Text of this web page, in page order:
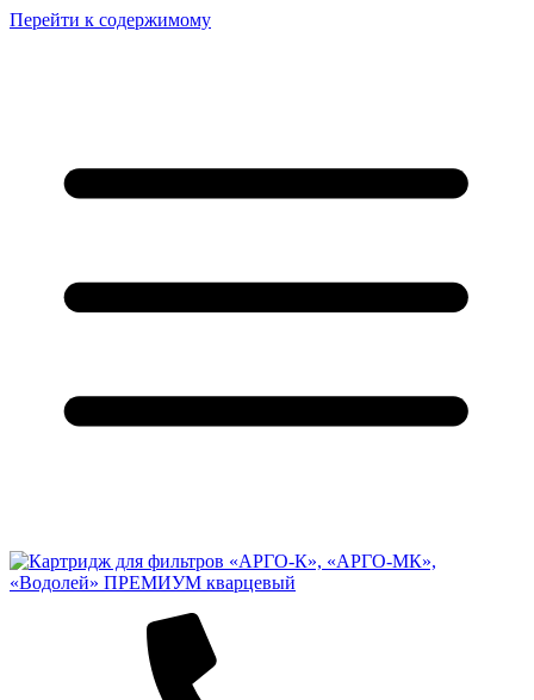
Перейти к содержимому